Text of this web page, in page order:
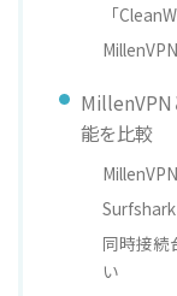
「
MillenVPN
能を比較
同時接続
い